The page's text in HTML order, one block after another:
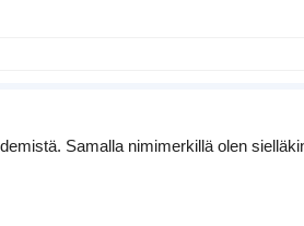
Samalla nimimerkillä olen